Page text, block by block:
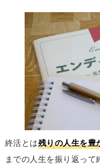
終活とは残りの人生を豊
までの人生を振り返って